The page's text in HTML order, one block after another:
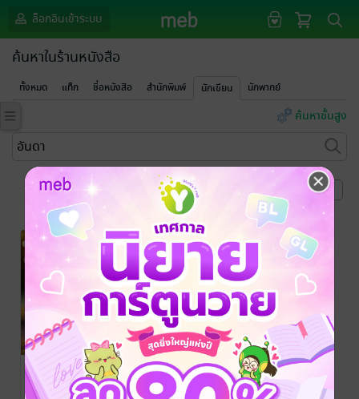
ล็อกอินเข้าระบบ
ค้นหาในร้านหนังสือ
ทั้งหมด แท็ก ชื่อหนังสือ สำนักพิมพ์ นักเขียน นักพากย์
ค้นหาขั้นสูง
หน้าที่ 1
รักโคตรร้าย
อันดา
นิยายโรมานซ์
พี่เขยร้อนรัก
อันดา
นิยายโรมานซ์